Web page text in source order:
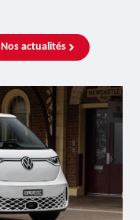
Nos actualités